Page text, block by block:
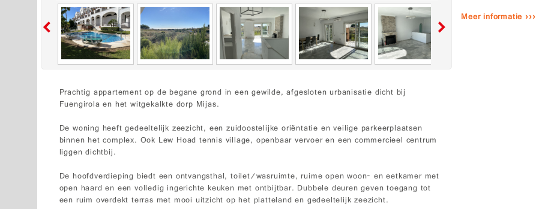
Meer informatie ›››
Prachtig appartement op de begane grond in een gewilde, afgesloten urbanisatie dicht bij
Fuengirola en het witgekalkte dorp Mijas.
De woning heeft gedeeltelijk zeezicht, een zuidoostelijke oriëntatie en veilige parkeerplaatsen
binnen het complex. Ook Lew Hoad tennis village, openbaar vervoer en een commercieel centrum
liggen dichtbij.
De hoofdverdieping biedt een ontvangsthal, toilet/wasruimte, ruime open woon- en eetkamer met
open haard en een volledig ingerichte keuken met ontbijtbar. Dubbele deuren geven toegang tot
een ruim overdekt terras met mooi uitzicht op het platteland en gedeeltelijk zeezicht.